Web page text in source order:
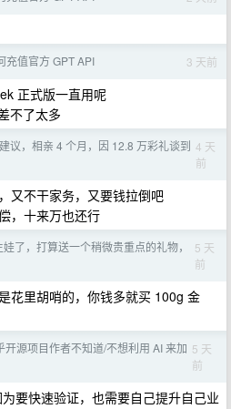
充值官方 GPT API 3 天前
正式版一直用呢
不了太多
议，相亲 4 个月，因 12.8 万彩礼谈到 4 天
前
又不干家务，又要钱拉倒吧
，十来万也还行
了，打算送一个稍微贵重点的礼物，
5 天
前
花里胡哨的，你钱多就买 100g 金
开源项目作者不知道/不想利用 AI 来加 5 天
前
要快速验证，也需要自己提升自己业